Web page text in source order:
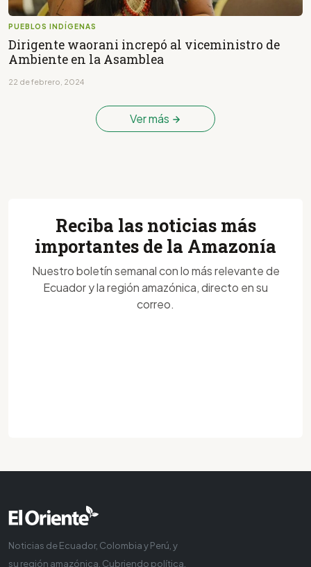
PUEBLOS INDÍGENAS
Dirigente waorani increpó al viceministro de
Ambiente en la Asamblea
22 de febrero, 2024
Ver más
Reciba las noticias más
importantes de la Amazonía
Nuestro boletín semanal con lo más relevante de
Ecuador y la región amazónica, directo en su
correo.
Noticias de Ecuador, Colombia y Perú, y
su región amazónica. Cubriendo política,